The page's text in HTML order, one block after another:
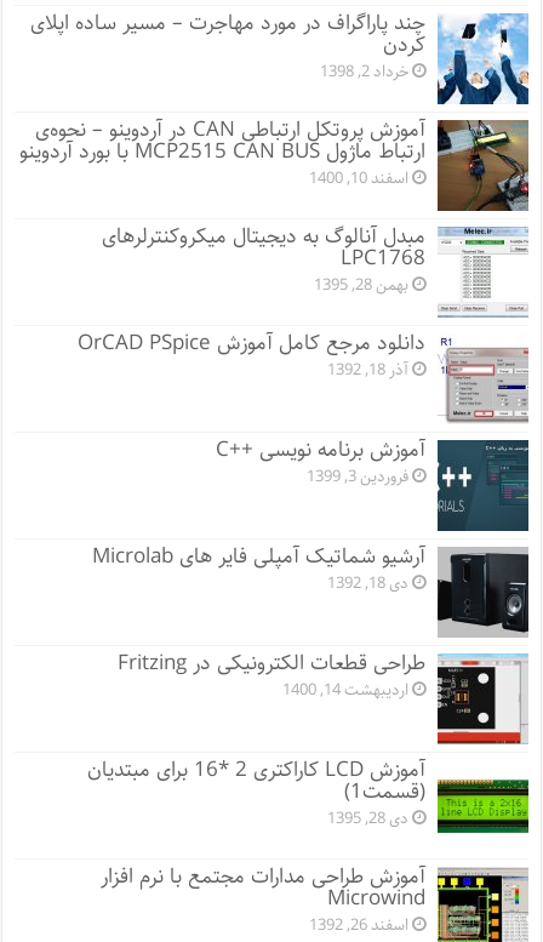
چند پاراگراف در مورد مهاجرت – مسیر ساده اپلای
کردن
خرداد 2, 1398
آموزش پروتکل ارتباطی CAN در آردوینو – نحوه‌ی
ارتباط ماژول MCP2515 CAN BUS با بورد آردوینو
اسفند 10, 1400
مبدل آنالوگ به دیجیتال میکروکنترلرهای
LPC1768
بهمن 28, 1395
دانلود مرجع کامل آموزش OrCAD PSpice
آذر 18, 1392
آموزش برنامه نویسی ++C
فروردین 3, 1399
آرشیو شماتیک آمپلی فایر های Microlab
دی 18, 1392
طراحی قطعات الکترونیکی در Fritzing
اردیبهشت 14, 1400
آموزش LCD کاراکتری 2 *16 برای مبتدیان
(قسمت1)
دی 28, 1395
آموزش طراحی مدارات مجتمع با نرم افزار
Microwind
اسفند 26, 1392